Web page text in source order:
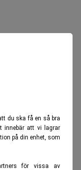
du ska få en så bra
innebär att vi lagrar
på din enhet, som
för vissa av